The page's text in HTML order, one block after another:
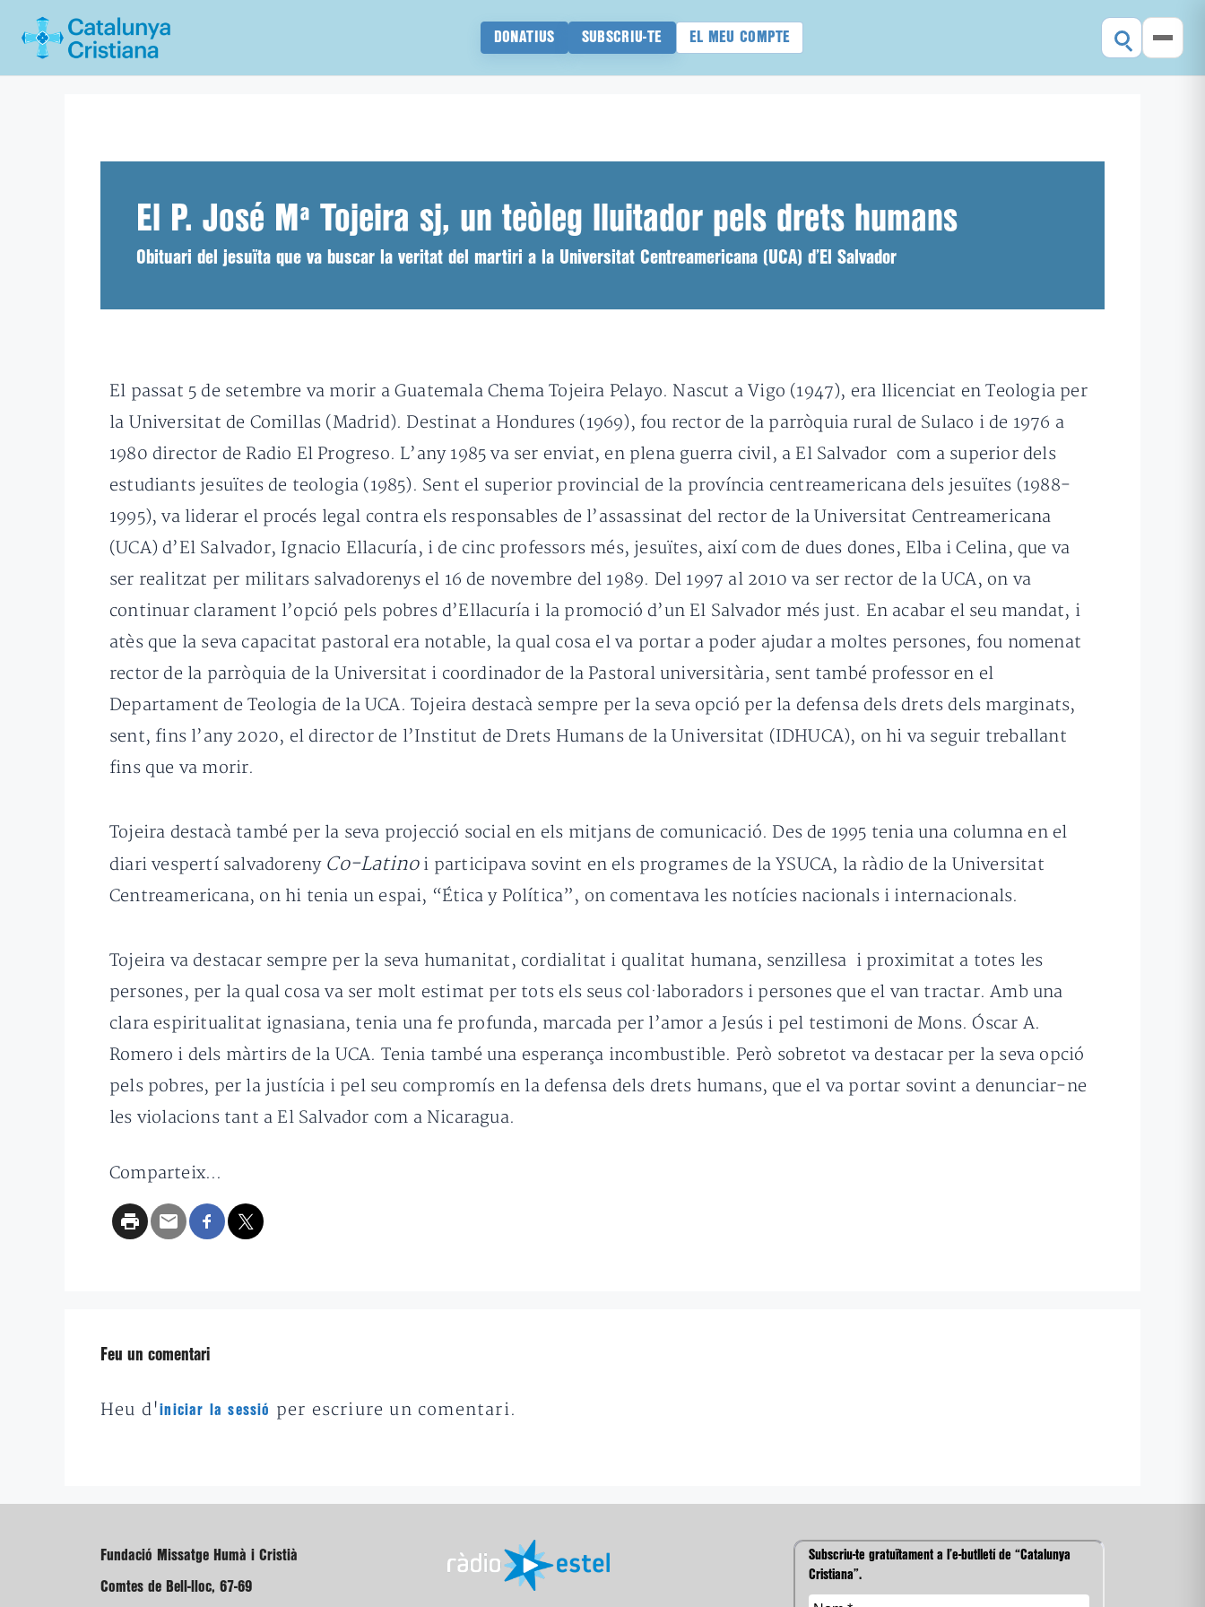
DONATIUS SUBSCRIU-TE EL MEU COMPTE
El P. José Mª Tojeira sj, un teòleg lluitador pels drets humans
Obituari del jesuïta que va buscar la veritat del martiri a la Universitat Centreamericana (UCA) d’El Salvador
El passat 5 de setembre va morir a Guatemala Chema Tojeira Pelayo. Nascut a Vigo (1947), era llicenciat en Teologia per
la Universitat de Comillas (Madrid). Destinat a Hondures (1969), fou rector de la parròquia rural de Sulaco i de 1976 a
1980 director de Radio El Progreso. L’any 1985 va ser enviat, en plena guerra civil, a El Salvador com a superior dels
estudiants jesuïtes de teologia (1985). Sent el superior provincial de la província centreamericana dels jesuïtes (1988-
1995), va liderar el procés legal contra els responsables de l’assassinat del rector de la Universitat Centreamericana
(UCA) d’El Salvador, Ignacio Ellacuría, i de cinc professors més, jesuïtes, així com de dues dones, Elba i Celina, que va
ser realitzat per militars salvadorenys el 16 de novembre del 1989. Del 1997 al 2010 va ser rector de la UCA, on va
continuar clarament l’opció pels pobres d’Ellacuría i la promoció d’un El Salvador més just. En acabar el seu mandat, i
atès que la seva capacitat pastoral era notable, la qual cosa el va portar a poder ajudar a moltes persones, fou nomenat
rector de la parròquia de la Universitat i coordinador de la Pastoral universitària, sent també professor en el
Departament de Teologia de la UCA. Tojeira destacà sempre per la seva opció per la defensa dels drets dels marginats,
sent, fins l’any 2020, el director de l’Institut de Drets Humans de la Universitat (IDHUCA), on hi va seguir treballant
fins que va morir.
Tojeira destacà també per la seva projecció social en els mitjans de comunicació. Des de 1995 tenia una columna en el
diari vespertí salvadoreny Co-Latinoi participava sovint en els programes de la YSUCA, la ràdio de la Universitat
Centreamericana, on hi tenia un espai, “Ética y Política”, on comentava les notícies nacionals i internacionals.
Tojeira va destacar sempre per la seva humanitat, cordialitat i qualitat humana, senzillesa i proximitat a totes les
persones, per la qual cosa va ser molt estimat per tots els seus col·laboradors i persones que el van tractar. Amb una
clara espiritualitat ignasiana, tenia una fe profunda, marcada per l’amor a Jesús i pel testimoni de Mons. Óscar A.
Romero i dels màrtirs de la UCA. Tenia també una esperança incombustible. Però sobretot va destacar per la seva opció
pels pobres, per la justícia i pel seu compromís en la defensa dels drets humans, que el va portar sovint a denunciar-ne
les violacions tant a El Salvador com a Nicaragua.
Comparteix...
Feu un comentari
Heu d'iniciar la sessió per escriure un comentari.
Fundació Missatge Humà i Cristià
Comtes de Bell-lloc, 67-69
Subscriu-te gratuïtament a l’e-butlletí de “Catalunya
Cristiana”.